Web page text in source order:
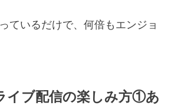
ているだけで、何倍もエンジョ
イブ配信の楽しみ方①あ